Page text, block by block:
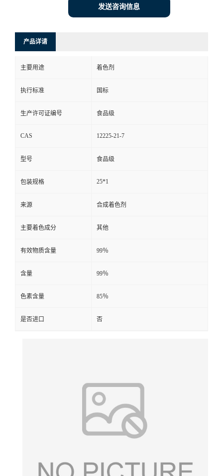
发送咨询信息
产品详请
主要用途 着色剂
执行标准 国标
生产许可证编号 食品级
CAS 12225-21-7
型号 食品级
包装规格 25*1
来源 合成着色剂
主要着色成分 其他
有效物质含量 99％
含量 99％
色素含量 85％
是否进口 否